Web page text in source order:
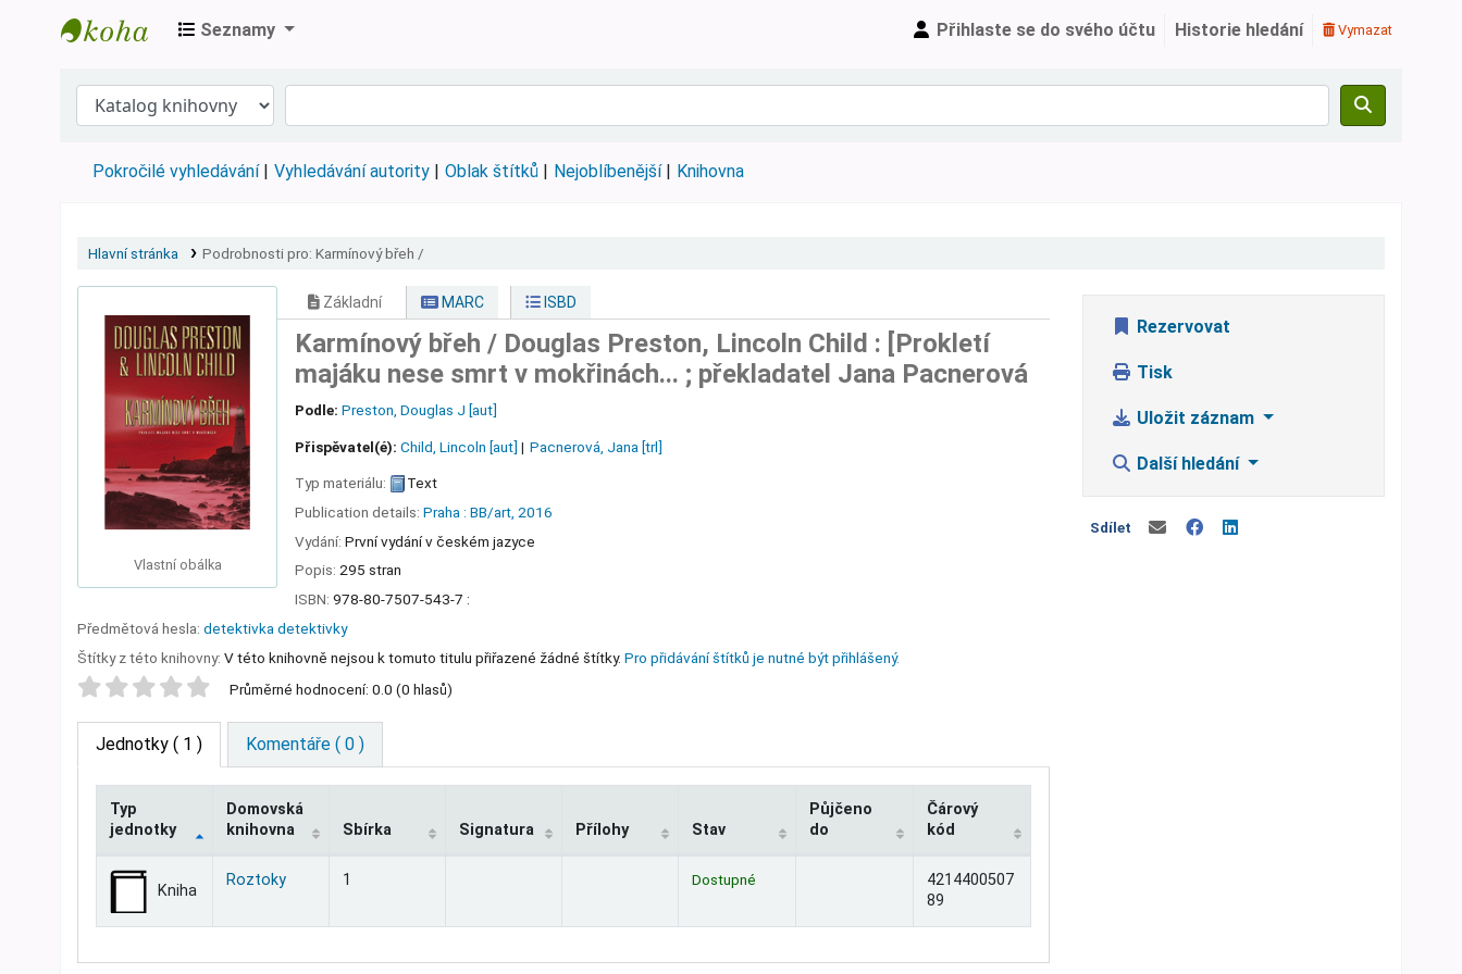
Seznamy Přihlaste se do svého účtu Historie hledání Vymazat
Pokročilé vyhledávání Vyhledávání autority Oblak štítků Nejoblíbenější Knihovna
Hlavní stránka Podrobnosti pro: Karmínový břeh /
Vlastní obálka
Základní MARC ISBD
Karmínový břeh / Douglas Preston, Lincoln Child : [Prokletí
majáku nese smrt v mokřinách... ; překladatel Jana Pacnerová
Podle: Preston, Douglas J [aut]
Přispěvatel(é): Child, Lincoln [aut] Pacnerová, Jana [trl]
Typ materiálu:
Text
Publication details: Praha : BB/art, 2016
Vydání: První vydání v českém jazyce
Popis: 295 stran
ISBN: 978-80-7507-543-7 :
Předmětová hesla: detektivka detektivky
Štítky z této knihovny: V této knihovně nejsou k tomuto titulu přiřazené žádné štítky. Pro přidávání štítků je nutné být přihlášený.
Star ratings Průměrné hodnocení: 0.0 (0 hlasů)
Jednotky ( 1 ) Komentáře ( 0 )
Jednotky
Typ
jednotky
Domovská
knihovna
Sbírka Signatura Přílohy Stav
Půjčeno
do
Čárový
kód
Kniha
Roztoky 1 Dostupné
4214400507
89
Rezervovat
Tisk
Uložit záznam
Další hledání
Sdílet